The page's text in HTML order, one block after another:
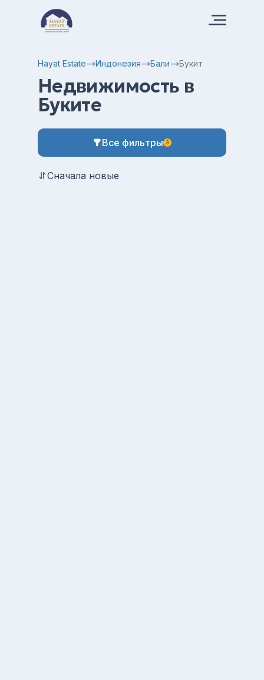
Hayat Estate Индонезия Бали Букит
Недвижимость в
Буките
Все фильтры 3
Сначала новые